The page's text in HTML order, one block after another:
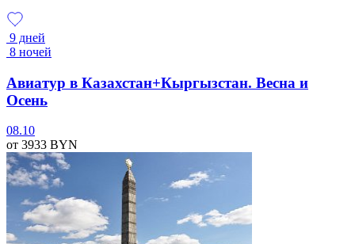
9 дней
8 ночей
Авиатур в Казахстан+Кыргызстан. Весна и
Осень
08.10
от 3933 BYN